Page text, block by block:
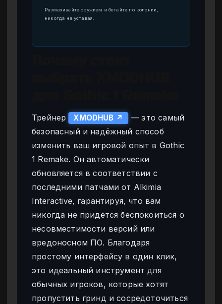
Размахивайте оружием и бегайте по колонии,
никогда не уставая.
Трейнер XMODHUB ↗
— это самый
безопасный и надёжный способ
изменить ваш игровой опыт в Gothic
1 Remake. Он автоматически
обновляется в соответствии с
последними патчами от Alkimia
Interactive, гарантируя, что вам
никогда не придётся беспокоиться о
несовместимости версий или
вредоносном ПО. Благодаря
простому интерфейсу в один клик,
это идеальный инструмент для
обычных игроков, которые хотят
пропустить гринд и сосредоточиться